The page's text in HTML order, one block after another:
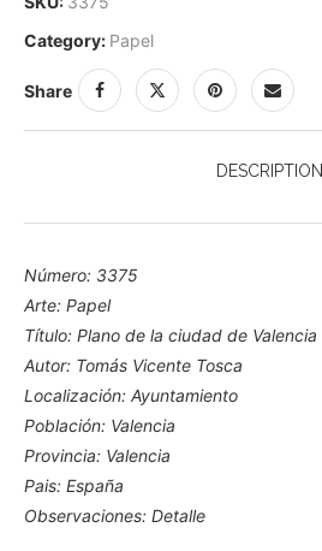
Category: Papel
Share
DESCRIPTION
Número: 3375
Arte: Papel
Título: Plano de la ciudad de Valencia
Autor: Tomás Vicente Tosca
Localización: Ayuntamiento
Población: Valencia
Provincia: Valencia
Pais: España
Observaciones: Detalle